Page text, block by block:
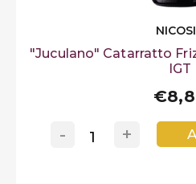
"Juculano" Catarratto
IGT
+
-